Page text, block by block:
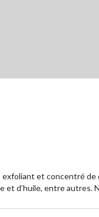
et concentré
et d’huile, entre